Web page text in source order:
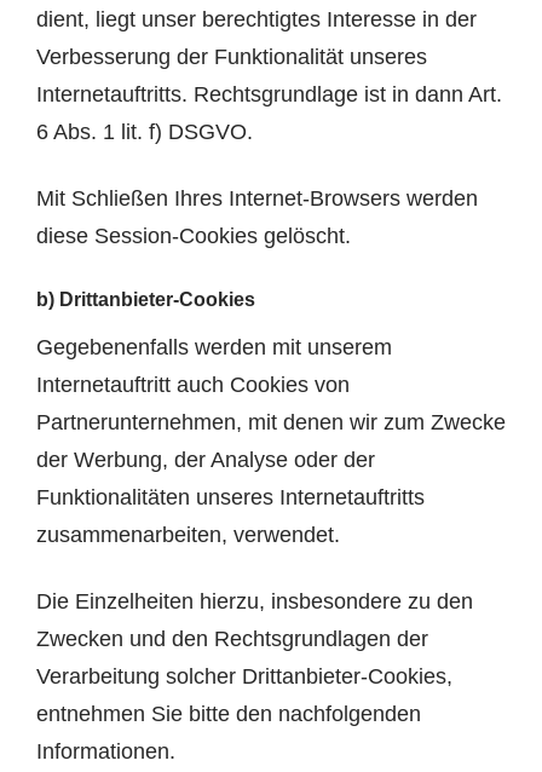
dient, liegt unser berechtigtes Interesse in der
Verbesserung der Funktionalität unseres
Internetauftritts. Rechtsgrundlage ist in dann Art.
6 Abs. 1 lit. f) DSGVO.
Mit Schließen Ihres Internet-Browsers werden
diese Session-Cookies gelöscht.
b) Drittanbieter-Cookies
Gegebenenfalls werden mit unserem
Internetauftritt auch Cookies von
Partnerunternehmen, mit denen wir zum Zwecke
der Werbung, der Analyse oder der
Funktionalitäten unseres Internetauftritts
zusammenarbeiten, verwendet.
Die Einzelheiten hierzu, insbesondere zu den
Zwecken und den Rechtsgrundlagen der
Verarbeitung solcher Drittanbieter-Cookies,
entnehmen Sie bitte den nachfolgenden
Informationen.